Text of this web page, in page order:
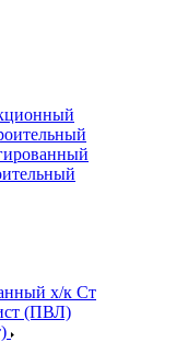
х/к Ст
(ПВЛ)